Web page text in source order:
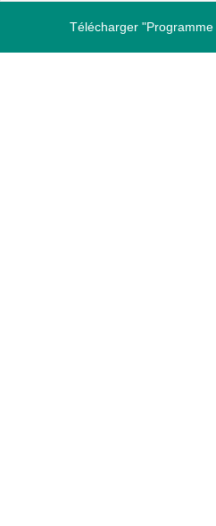
Télécharger "Programme